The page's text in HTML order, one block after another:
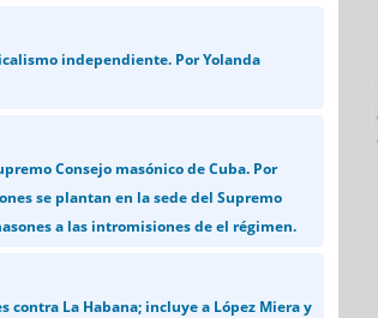
independiente. Por Yolanda
Consejo masónico de Cuba. Por
se plantan en la sede del Supremo
a las intromisiones de el régimen.
contra La Habana; incluye a López Miera y